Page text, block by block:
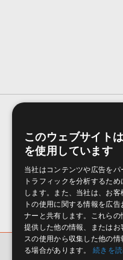
ユーザーレビュー (0件)
表示順
HARD EDM
このウェブサイト
を使用しています
当社はコンテンツや広告をパ
トラフィックを分析するた
します。また、当社は、お
トの使用に関する情報を広
ナーと共有します。これら
提供した他の情報、または
スの使用から収集した他の
る場合があります。
続きを